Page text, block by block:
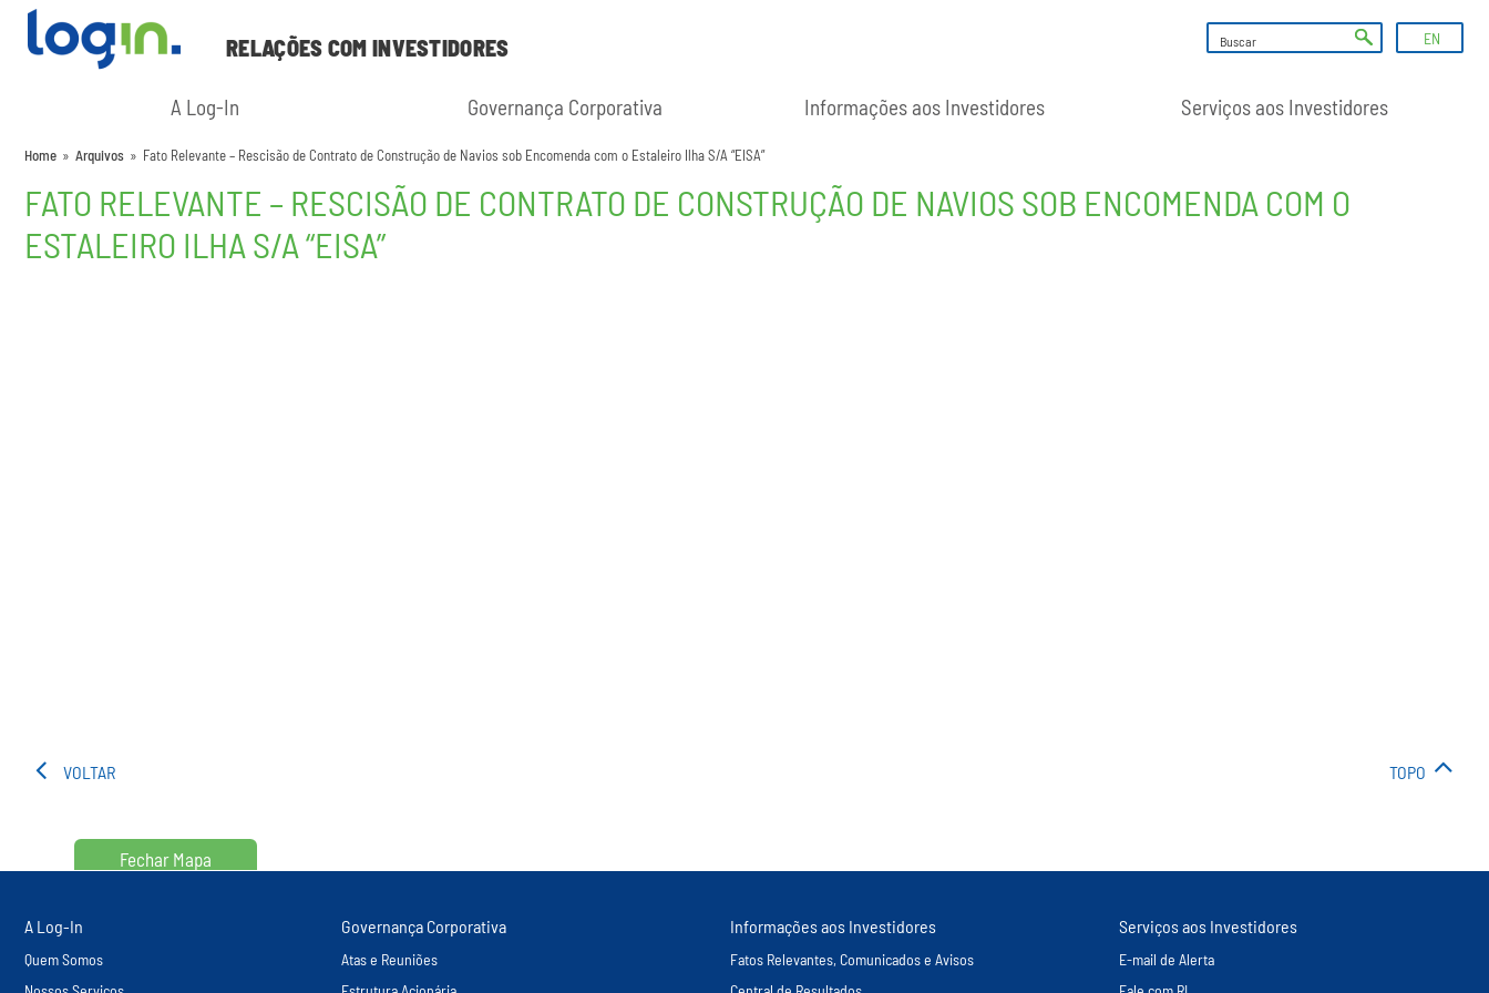
RELAÇÕES COM INVESTIDORES EN
A Log-In Governança Corporativa Informações aos Investidores Serviços aos Investidores
Home » Arquivos » Fato Relevante – Rescisão de Contrato de Construção de Navios sob Encomenda com o Estaleiro Ilha S/A “EISA”
FATO RELEVANTE – RESCISÃO DE CONTRATO DE CONSTRUÇÃO DE NAVIOS SOB ENCOMENDA COM O
ESTALEIRO ILHA S/A “EISA”
VOLTAR TOPO
Fechar Mapa
A Log-In
Quem Somos
Governança Corporativa
Atas e Reuniões
Informações aos Investidores
Fatos Relevantes, Comunicados e Avisos
Serviços aos Investidores
E-mail de Alerta